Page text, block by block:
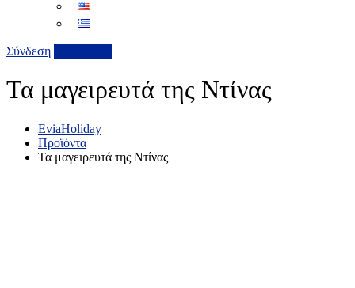
Σύνδεση
Τα μαγειρευτά της Ντίνας
EviaHoliday
Προϊόντα
Τα μαγειρευτά της Ντίνας